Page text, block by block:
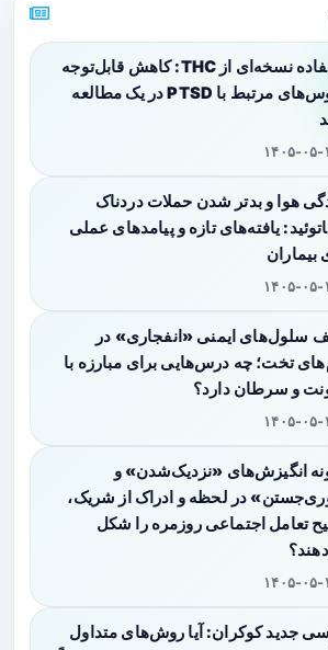
استفاده نسخه‌ای از THC: کاهش قابل‌توجه
کابوس‌های مرتبط با PTSD در یک مطالعه
۰۵-۱۵
هوا و بدتر شدن حملات دردناک
یافته‌های تازه و پیامدهای عملی
بیماران
۰۵-۱۵
سلول‌های ایمنی «انفجاری» در
تخت؛ چه درس‌هایی برای مبارزه با
و سرطان دارد؟
۰۵-۱۵
انگیزش‌های «نزدیک‌شدن» و
در لحظه و ادراک از شریک،
تعامل اجتماعی روزمره را شکل
۰۵-۱۵
جدید کوکران: آیا روش‌های متداول